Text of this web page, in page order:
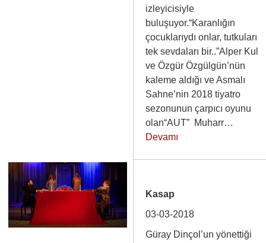
izleyicisiyle
buluşuyor.“Karanlığın
çocuklarıydı onlar, tutkuları
tek sevdaları bir..”Alper Kul
ve Özgür Özgülgün’nün
kaleme aldığı ve Asmalı
Sahne’nin 2018 tiyatro
sezonunun çarpıcı oyunu
olan“AUT” Muharr…
Devamı
Kasap
03-03-2018
Güray Dinçol’un yönettiği